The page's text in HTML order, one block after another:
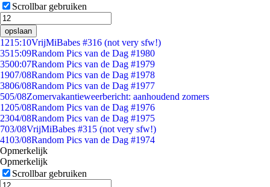
Scrollbar gebruiken
opslaan
1215:10VrijMiBabes #316 (not very sfw!)
3515:09Random Pics van de Dag #1980
3500:07Random Pics van de Dag #1979
1907/08Random Pics van de Dag #1978
3806/08Random Pics van de Dag #1977
505/08Zomervakantieweerbericht: aanhoudend zomers
1205/08Random Pics van de Dag #1976
2304/08Random Pics van de Dag #1975
703/08VrijMiBabes #315 (not very sfw!)
4103/08Random Pics van de Dag #1974
Opmerkelijk
Opmerkelijk
Scrollbar gebruiken